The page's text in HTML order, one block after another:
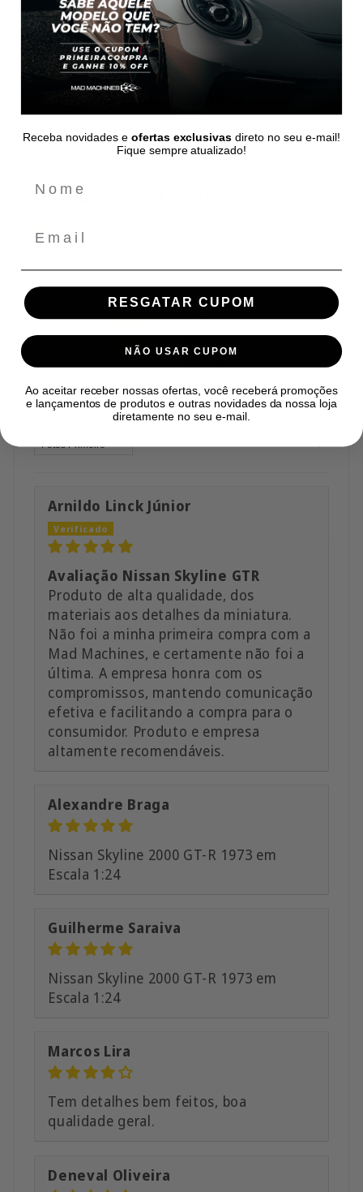
VEJA TAMBÉM
Avaliações de Clientes
Baseado em 5 avaliações
Escrever uma avaliação
60%
(3)
0%
(0)
0%
(0)
0%
(0)
Sort by
Arnildo Linck Júnior
Avaliação Nissan Skyline GTR
Produto de alta qualidade, dos
materiais aos detalhes da miniatura.
Não foi a minha primeira compra com a
Mad Machines, e certamente não foi a
última. A empresa honra com os
compromissos, mantendo comunicação
efetiva e facilitando a compra para o
consumidor. Produto e empresa
altamente recomendáveis.
Alexandre Braga
Nissan Skyline 2000 GT-R 1973 em
Escala 1:24
Guilherme Saraiva
Nissan Skyline 2000 GT-R 1973 em
Escala 1:24
Marcos Lira
Tem detalhes bem feitos, boa
qualidade geral.
Deneval Oliveira
Receba novidades e ofertas exclusivas direto no seu e-mail!
Fique sempre atualizado!
RESGATAR CUPOM
NÃO USAR CUPOM
Ao aceitar receber nossas ofertas, você receberá promoções
e lançamentos de produtos e outras novidades da nossa loja
diretamente no seu e-mail.